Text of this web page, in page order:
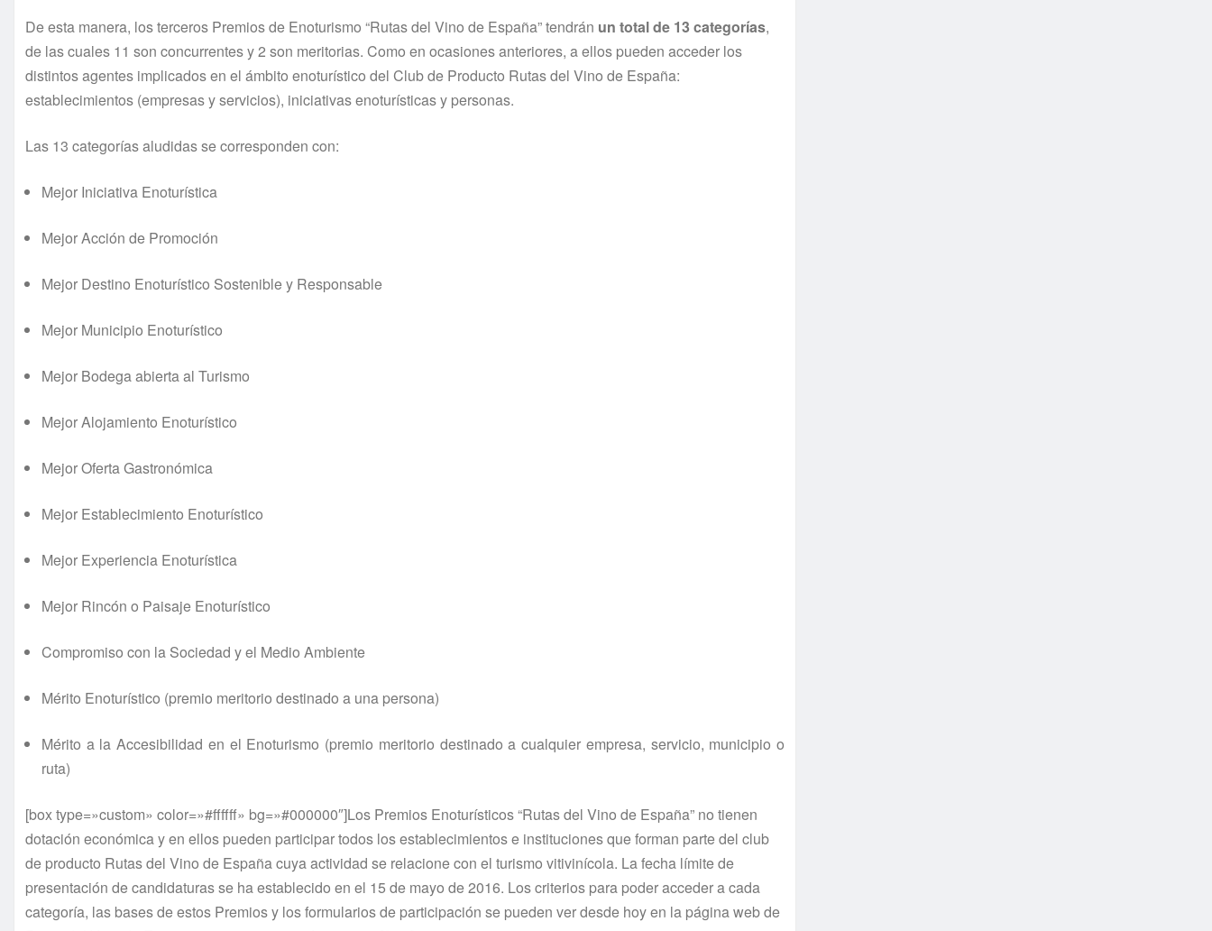
De esta manera, los terceros Premios de Enoturismo “Rutas del Vino de España” tendrán un total de 13 categorías,
de las cuales 11 son concurrentes y 2 son meritorias. Como en ocasiones anteriores, a ellos pueden acceder los
distintos agentes implicados en el ámbito enoturístico del Club de Producto Rutas del Vino de España:
establecimientos (empresas y servicios), iniciativas enoturísticas y personas.
Las 13 categorías aludidas se corresponden con:
Mejor Iniciativa Enoturística
Mejor Acción de Promoción
Mejor Destino Enoturístico Sostenible y Responsable
Mejor Municipio Enoturístico
Mejor Bodega abierta al Turismo
Mejor Alojamiento Enoturístico
Mejor Oferta Gastronómica
Mejor Establecimiento Enoturístico
Mejor Experiencia Enoturística
Mejor Rincón o Paisaje Enoturístico
Compromiso con la Sociedad y el Medio Ambiente
Mérito Enoturístico (premio meritorio destinado a una persona)
Mérito a la Accesibilidad en el Enoturismo (premio meritorio destinado a cualquier empresa, servicio, municipio o
ruta)
[box type=»custom» color=»#ffffff» bg=»#000000″]Los Premios Enoturísticos “Rutas del Vino de España” no tienen
dotación económica y en ellos pueden participar todos los establecimientos e instituciones que forman parte del club
de producto Rutas del Vino de España cuya actividad se relacione con el turismo vitivinícola. La fecha límite de
presentación de candidaturas se ha establecido en el 15 de mayo de 2016. Los criterios para poder acceder a cada
categoría, las bases de estos Premios y los formularios de participación se pueden ver desde hoy en la página web de